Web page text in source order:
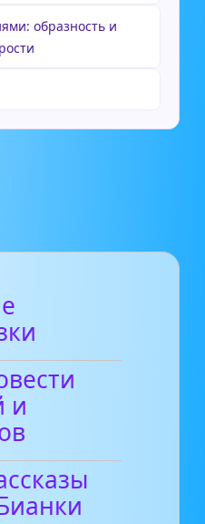
образность и
и